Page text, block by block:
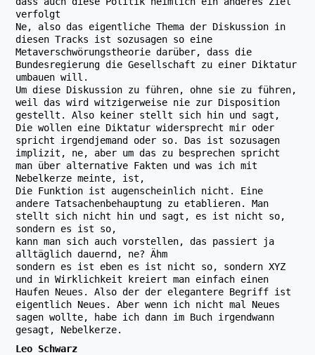
verfolgt
Ne, also das eigentliche Thema der Diskussion in
diesen Tracks ist sozusagen so eine
Metaverschwörungstheorie darüber, dass die
Bundesregierung die Gesellschaft zu einer Diktatur
umbauen will.
Um diese Diskussion zu führen, ohne sie zu führen,
weil das wird witzigerweise nie zur Disposition
gestellt. Also keiner stellt sich hin und sagt,
Die wollen eine Diktatur widersprecht mir oder
spricht irgendjemand oder so. Das ist sozusagen
implizit, ne, aber um das zu besprechen spricht
man über alternative Fakten und was ich mit
Nebelkerze meinte, ist,
Die Funktion ist augenscheinlich nicht. Eine
andere Tatsachenbehauptung zu etablieren. Man
stellt sich nicht hin und sagt, es ist nicht so,
sondern es ist so,
kann man sich auch vorstellen, das passiert ja
alltäglich dauernd, ne? Ähm
sondern es ist eben es ist nicht so, sondern XYZ
und in Wirklichkeit kreiert man einfach einen
Haufen Neues. Also der der elegantere Begriff ist
eigentlich Neues. Aber wenn ich nicht mal Neues
sagen wollte, habe ich dann im Buch irgendwann
gesagt, Nebelkerze.
Leo Schwarz